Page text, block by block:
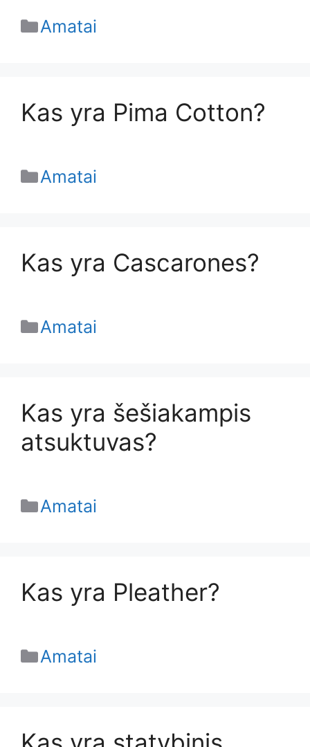
Categories
Amatai
Kas yra Pima Cotton?
Categories
Amatai
Kas yra Cascarones?
Categories
Amatai
Kas yra šešiakampis
atsuktuvas?
Categories
Amatai
Kas yra Pleather?
Categories
Amatai